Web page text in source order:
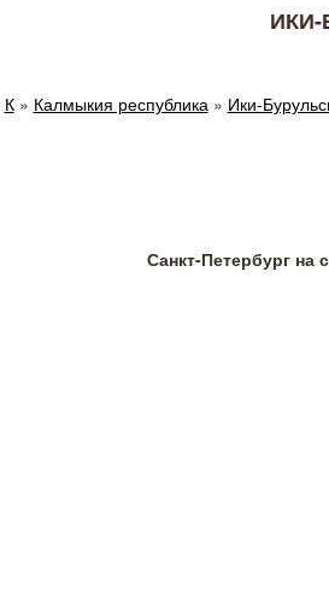
К» Калмыкия республика» Ики-
Санкт-Петербург на